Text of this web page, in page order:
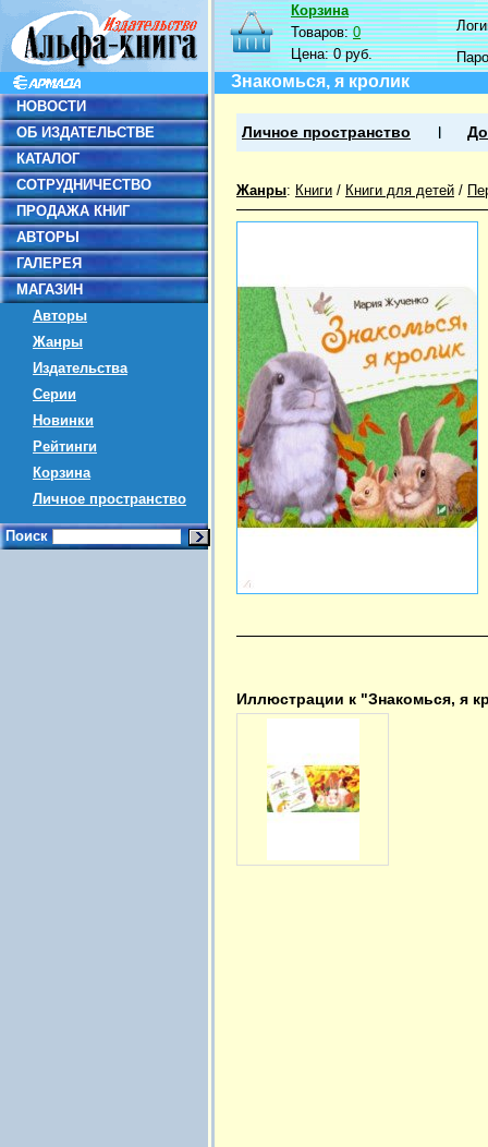
НОВОСТИ
ОБ ИЗДАТЕЛЬСТВЕ
КАТАЛОГ
СОТРУДНИЧЕСТВО
ПРОДАЖА КНИГ
АВТОРЫ
ГАЛЕРЕЯ
МАГАЗИН
Авторы
Жанры
Издательства
Серии
Новинки
Рейтинги
Корзина
Личное пространство
Поиск
Корзина
Товаров:0
Цена:0 руб.
Знакомься, я кролик
Личное пространство
Жанры: Книги / Книги для детей /
Иллюстрации к "Знакомься, я